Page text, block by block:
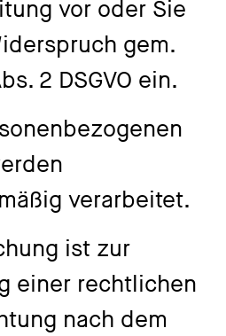
vor oder Sie
gem.
2 DSGVO ein.
verarbeitet.
ist zur
einer rechtlichen
nach dem